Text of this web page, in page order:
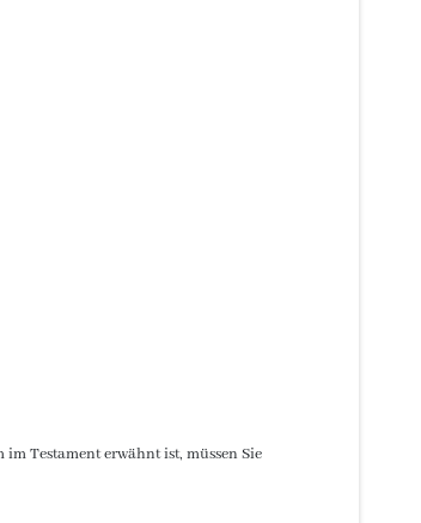
Testament erwähnt ist, müssen Sie